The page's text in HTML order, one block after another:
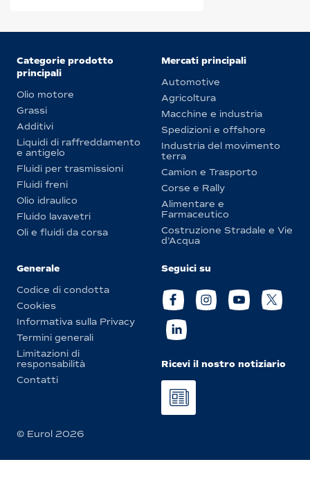
Categorie prodotto
principali
Olio motore
Grassi
Additivi
Liquidi di raffreddamento
e antigelo
Fluidi per trasmissioni
Fluidi freni
Olio idraulico
Fluido lavavetri
Oli e fluidi da corsa
Mercati principali
Automotive
Agricoltura
Macchine e industria
Spedizioni e offshore
Industria del movimento
terra
Camion e Trasporto
Corse e Rally
Alimentare e
Farmaceutico
Costruzione Stradale e Vie
d’Acqua
Generale
Codice di condotta
Cookies
Informativa sulla Privacy
Termini generali
Limitazioni di
responsabilità
Contatti
Seguici su
Ricevi il nostro notiziario
© Eurol 2026